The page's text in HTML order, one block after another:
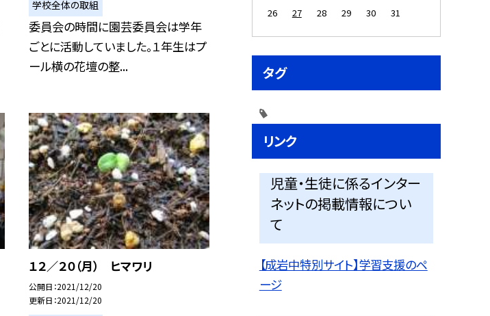
学校全体の取組
委員会の時間に園芸委員会は学年
ごとに活動していました。１年生はプ
ール横の花壇の整...
１２／２０（月） ヒマワリ
公開日 2021/12/20
更新日 2021/12/20
26
27 28 29 30 31
タグ
リンク
児童・生徒に係るインター
ネットの掲載情報につい
て
【成岩中特別サイト】学習支援のペ
ージ